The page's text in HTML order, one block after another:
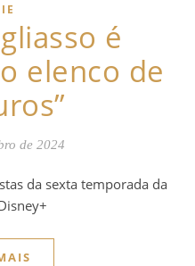
é
elenco de
de 2024